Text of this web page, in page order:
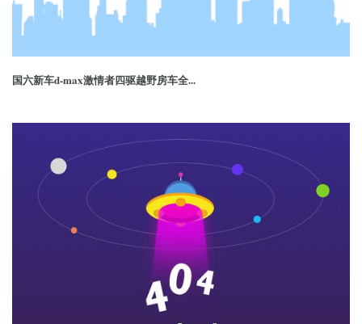
国六新车d-max激情者四驱越野房车全...